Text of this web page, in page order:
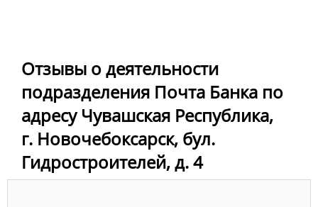
Отзывы о деятельности
подразделения Почта Банка по
адресу Чувашская Республика,
г. Новочебоксарск, бул.
Гидростроителей, д. 4